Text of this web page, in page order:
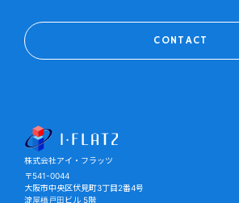
株式会社アイ・フラッツ
〒541-0044
大阪市中央区伏見町3丁目2番4号
淀屋橋戸田ビル 5階
CONTACT